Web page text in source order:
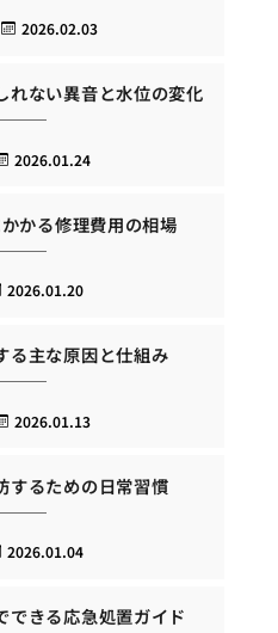
2026.02.03
れない異音と水位の変化
2026.01.24
かる修理費用の相場
2026.01.20
る主な原因と仕組み
2026.01.13
するための日常習慣
2026.01.04
できる応急処置ガイド